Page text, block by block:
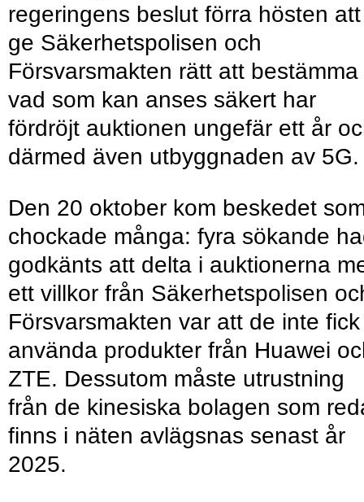
regeringens beslut förra hösten att
ge Säkerhetspolisen och
Försvarsmakten rätt att bestämma
vad som kan anses säkert har
fördröjt auktionen ungefär ett år
därmed även utbyggnaden av 5G.
Den 20 oktober kom beskedet
chockade många: fyra sökande
godkänts att delta i auktionerna
ett villkor från Säkerhetspolisen
Försvarsmakten var att de inte fick
använda produkter från Huawei
ZTE. Dessutom måste utrustning
från de kinesiska bolagen som
finns i näten avlägsnas senast år
2025.